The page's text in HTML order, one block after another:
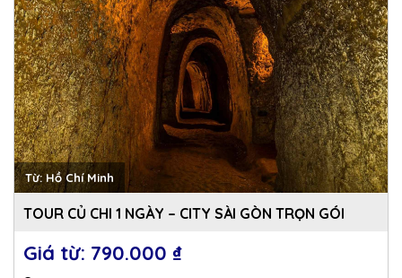
Từ: Hồ Chí Minh
TOUR CỦ CHI 1 NGÀY – CITY SÀI GÒN TRỌN GÓI
790.000 ₫